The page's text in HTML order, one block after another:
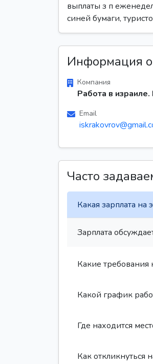
выплаты з п
синей бумаги,
Информация о
Компания
Работа в
Email
Часто
Какая зарплата на
Зарплата
Какие требования
Какой график
Где находится
Как откликнуться